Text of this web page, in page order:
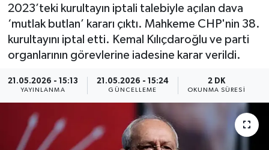
2023’teki kurultayın iptali talebiyle açılan dava
‘mutlak butlan’ kararı çıktı. Mahkeme CHP'nin 38.
kurultayını iptal etti. Kemal Kılıçdaroğlu ve parti
organlarının görevlerine iadesine karar verildi.
21.05.2026 - 15:13
YAYINLANMA
21.05.2026 - 15:24
GÜNCELLEME
2 DK
OKUNMA SÜRESI
Yaşam
Asayiş
Eğitim
Tüm Manşetler
Son Dakika Haberleri
Haber Arşivi